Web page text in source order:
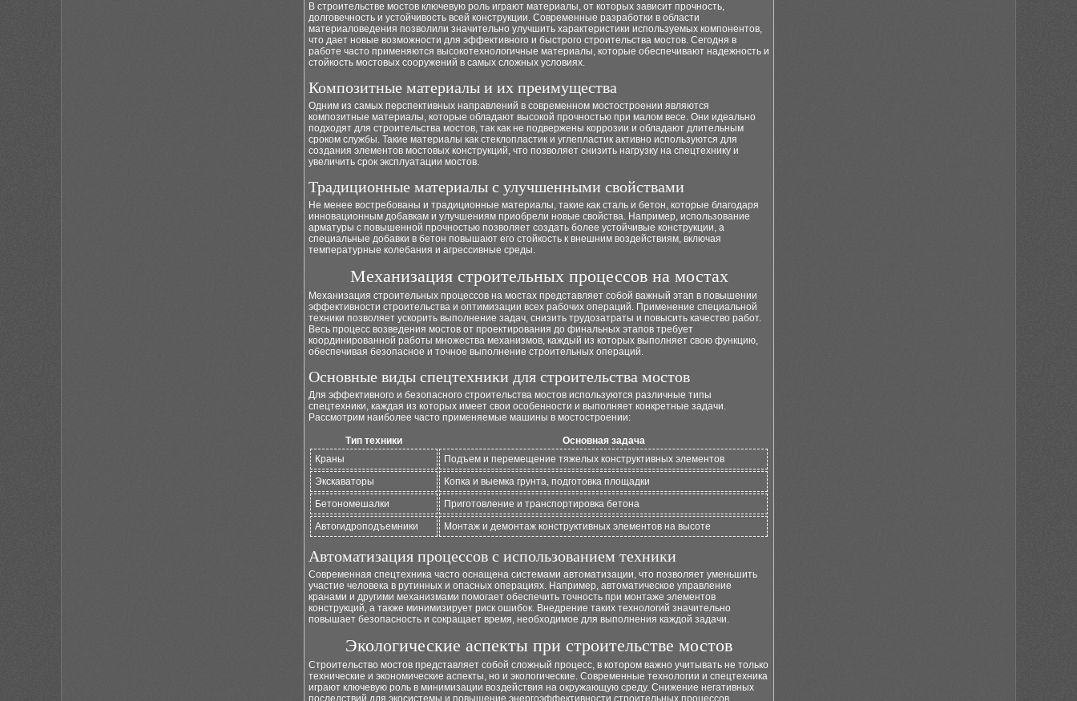
В строительстве мостов ключевую роль играют материалы, от которых зависит прочность,
долговечность и устойчивость всей конструкции. Современные разработки в области
материаловедения позволили значительно улучшить характеристики используемых компонентов,
что дает новые возможности для эффективного и быстрого строительства мостов. Сегодня в
работе часто применяются высокотехнологичные материалы, которые обеспечивают надежность и
стойкость мостовых сооружений в самых сложных условиях.
Композитные материалы и их преимущества
Одним из самых перспективных направлений в современном мостостроении являются
композитные материалы, которые обладают высокой прочностью при малом весе. Они идеально
подходят для строительства мостов, так как не подвержены коррозии и обладают длительным
сроком службы. Такие материалы как стеклопластик и углепластик активно используются для
создания элементов мостовых конструкций, что позволяет снизить нагрузку на спецтехнику и
увеличить срок эксплуатации мостов.
Традиционные материалы с улучшенными свойствами
Не менее востребованы и традиционные материалы, такие как сталь и бетон, которые благодаря
инновационным добавкам и улучшениям приобрели новые свойства. Например, использование
арматуры с повышенной прочностью позволяет создать более устойчивые конструкции, а
специальные добавки в бетон повышают его стойкость к внешним воздействиям, включая
температурные колебания и агрессивные среды.
Механизация строительных процессов на мостах
Механизация строительных процессов на мостах представляет собой важный этап в повышении
эффективности строительства и оптимизации всех рабочих операций. Применение специальной
техники позволяет ускорить выполнение задач, снизить трудозатраты и повысить качество работ.
Весь процесс возведения мостов от проектирования до финальных этапов требует
координированной работы множества механизмов, каждый из которых выполняет свою функцию,
обеспечивая безопасное и точное выполнение строительных операций.
Основные виды спецтехники для строительства мостов
Для эффективного и безопасного строительства мостов используются различные типы
спецтехники, каждая из которых имеет свои особенности и выполняет конкретные задачи.
Рассмотрим наиболее часто применяемые машины в мостостроении:
Тип техники
Основная задача
Краны
Подъем и перемещение тяжелых конструктивных элементов
Экскаваторы
Копка и выемка грунта, подготовка площадки
Бетономешалки
Приготовление и транспортировка бетона
Автогидроподъемники
Монтаж и демонтаж конструктивных элементов на высоте
Автоматизация процессов с использованием техники
Современная спецтехника часто оснащена системами автоматизации, что позволяет уменьшить
участие человека в рутинных и опасных операциях. Например, автоматическое управление
кранами и другими механизмами помогает обеспечить точность при монтаже элементов
конструкций, а также минимизирует риск ошибок. Внедрение таких технологий значительно
повышает безопасность и сокращает время, необходимое для выполнения каждой задачи.
Экологические аспекты при строительстве мостов
Строительство мостов представляет собой сложный процесс, в котором важно учитывать не только
технические и экономические аспекты, но и экологические. Современные технологии и спецтехника
играют ключевую роль в минимизации воздействия на окружающую среду. Снижение негативных
последствий для экосистемы и повышение энергоэффективности строительных процессов